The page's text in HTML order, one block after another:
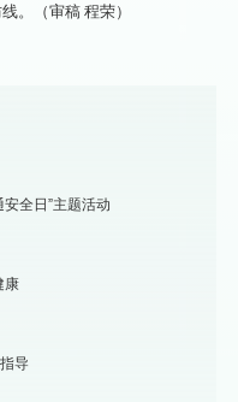
。（审稿 程荣）
全日”主题活动
康
导